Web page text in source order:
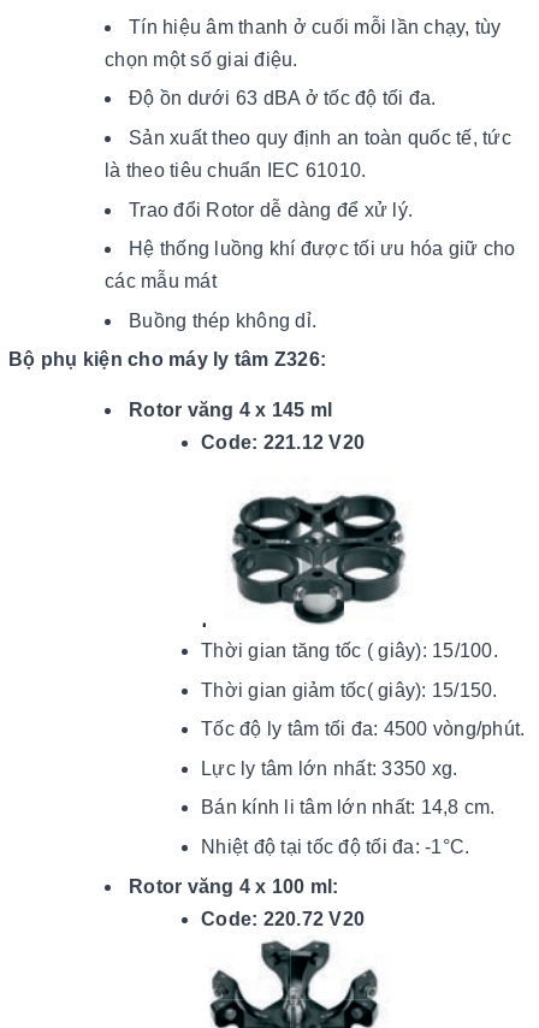
Tín hiệu âm thanh ở cuối mỗi lần chạy, tùy
chọn một số giai điệu.
Độ ồn dưới 63 dBA ở tốc độ tối đa.
Sản xuất theo quy định an toàn quốc tế, tức
là theo tiêu chuẩn IEC 61010.
Trao đổi Rotor dễ dàng để xử lý.
Hệ thống luồng khí được tối ưu hóa giữ cho
các mẫu mát
Buồng thép không dỉ.
Bộ phụ kiện cho máy ly tâm Z326:
Rotor văng 4 x 145 ml
Code: 221.12 V20
Thời gian tăng tốc ( giây): 15/100.
Thời gian giảm tốc( giây): 15/150.
Tốc độ ly tâm tối đa: 4500 vòng/phút.
Lực ly tâm lớn nhất: 3350 xg.
Bán kính li tâm lớn nhất: 14,8 cm.
Nhiệt độ tại tốc độ tối đa: -1°C.
Rotor văng 4 x 100 ml:
Code: 220.72 V20